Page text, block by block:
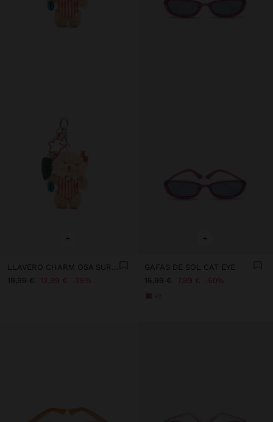
+
LLAVERO CHARM OSA SURF - THE PERFECT MATCH
19,99 €
12,99 € 35%
+
GAFAS DE SOL CAT EYE
15,99 €
7,99 € 50%